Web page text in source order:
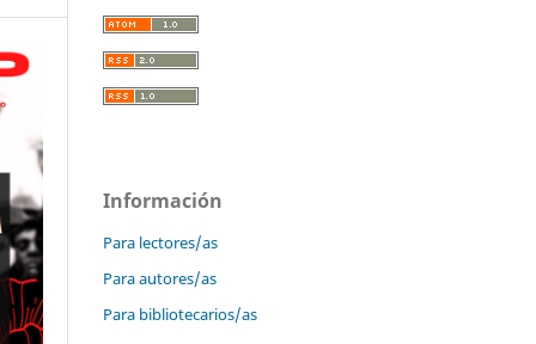
Información
Para lectores/as
Para autores/as
Para bibliotecarios/as